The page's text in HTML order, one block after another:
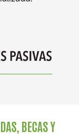
BECAS Y